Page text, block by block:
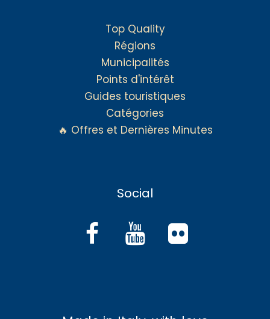
Top Quality
Régions
Municipalités
Points d'intérêt
Guides touristiques
Catégories
🔥 Offres et Dernières Minutes
Social